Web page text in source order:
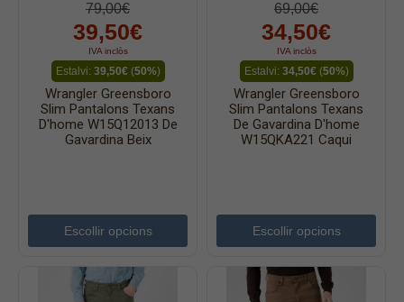
79,00€
39,50€
IVA inclòs
Estalvi: 39,50€(50%)
Wrangler Greensboro
Slim Pantalons Texans
D'home W15Q12013 De
Gavardina Beix
Escollir opcions
69,00€
34,50€
IVA inclòs
Estalvi: 34,50€(50%)
Wrangler Greensboro
Slim Pantalons Texans
De Gavardina D'home
W15QKA221 Caqui
Escollir opcions